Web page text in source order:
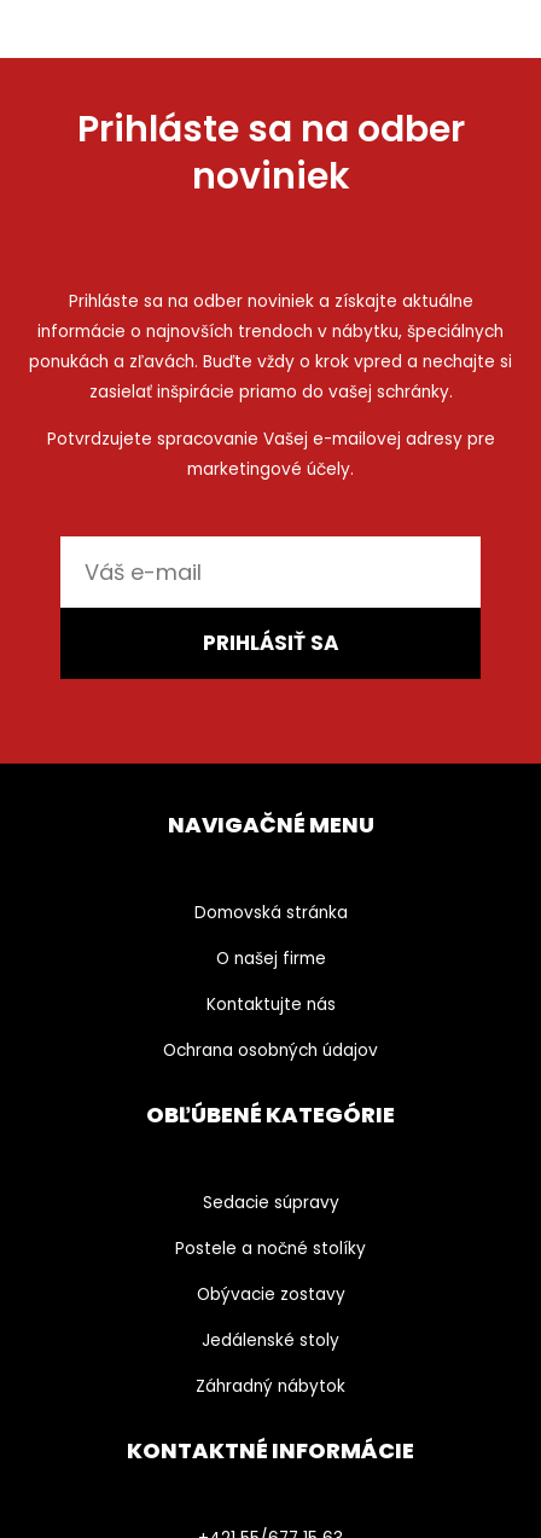
Prihláste sa na odber
noviniek
Prihláste sa na odber noviniek a získajte aktuálne
informácie o najnovších trendoch v nábytku, špeciálnych
ponukách a zľavách. Buďte vždy o krok vpred a nechajte si
zasielať inšpirácie priamo do vašej schránky.
Potvrdzujete spracovanie Vašej e-mailovej adresy pre
marketingové účely.
mail
PRIHLÁSIŤ SA
NAVIGAČNÉ MENU
Domovská stránka
O našej firme
Kontaktujte nás
Ochrana osobných údajov
OBĽÚBENÉ KATEGÓRIE
Sedacie súpravy
Postele a nočné stolíky
Obývacie zostavy
Jedálenské stoly
Záhradný nábytok
KONTAKTNÉ INFORMÁCIE